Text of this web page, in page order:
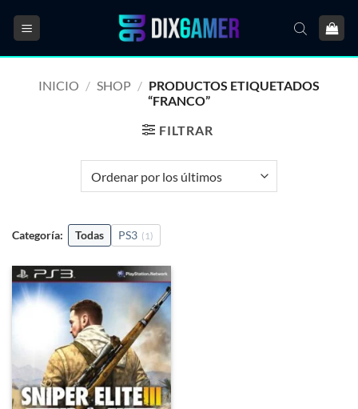
INICIO / SHOP / PRODUCTOS ETIQUETADOS
“FRANCO”
FILTRAR
Categoría: Todas PS3 (1)